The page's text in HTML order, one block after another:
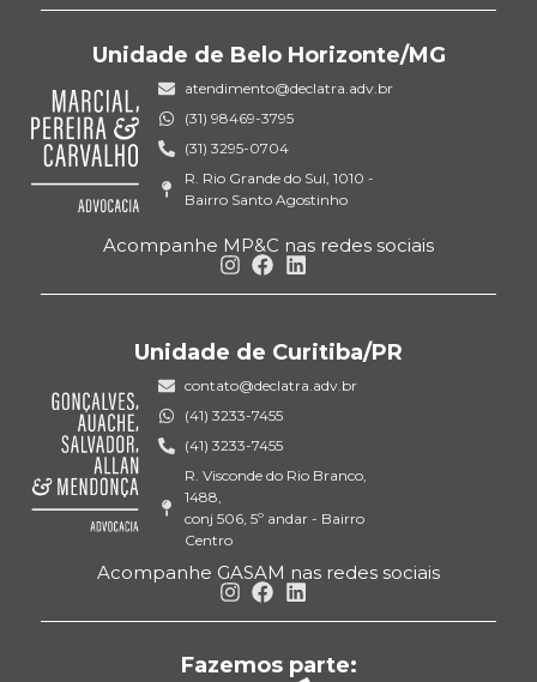
Unidade de Belo Horizonte/MG
atendimento@declatra.adv.br
(31) 98469-3795
(31) 3295-0704
R. Rio Grande do Sul, 1010 -
Bairro Santo Agostinho
Acompanhe MP&C nas redes sociais
Unidade de Curitiba/PR
contato@declatra.adv.br
(41) 3233-7455
(41) 3233-7455
R. Visconde do Rio Branco,
1488,
conj 506, 5º andar - Bairro
Centro
Acompanhe GASAM nas redes sociais
Fazemos parte: